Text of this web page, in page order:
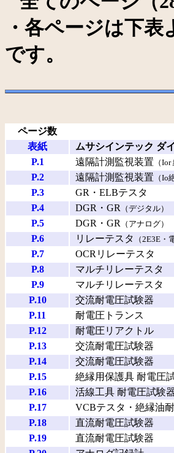
・各ページは下
です。
ページ数
表紙
ムサシインテック ダ
P.1
遠隔計測監視装置 （
P.2
遠隔計測監視装置 （Io
P.3
GR・ELBテスタ
P.4
DGR・GR （デジタル）
P.5
DGR・GR （アナログ）
P.6
リレーテスタ （2E3E・
P.7
OCRリレーテスタ
P.8
マルチリレーテスタ
P.9
マルチリレーテスタ
P.10
交流耐電圧試験器
P.11
耐電圧トランス
P.12
耐電圧リアクトル
P.13
交流耐電圧試験器
P.14
交流耐電圧試験器
P.15
絶縁用保護具 耐電圧
P.16
活線工具 耐電圧試験
P.17
VCBテスタ・絶縁油
P.18
直流耐電圧試験器
P.19
直流耐電圧試験器